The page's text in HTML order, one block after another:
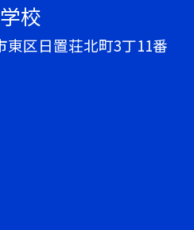
校
東区日置荘北町3丁11番